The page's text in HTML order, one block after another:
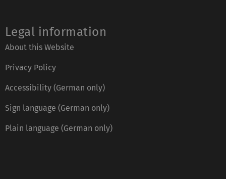
Legal information
About this Website
Privacy Policy
Accessibility (German only)
Sign language (German only)
Plain language (German only)